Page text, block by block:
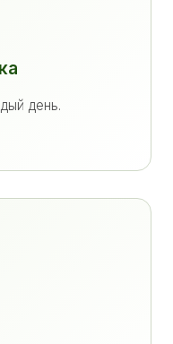
день.